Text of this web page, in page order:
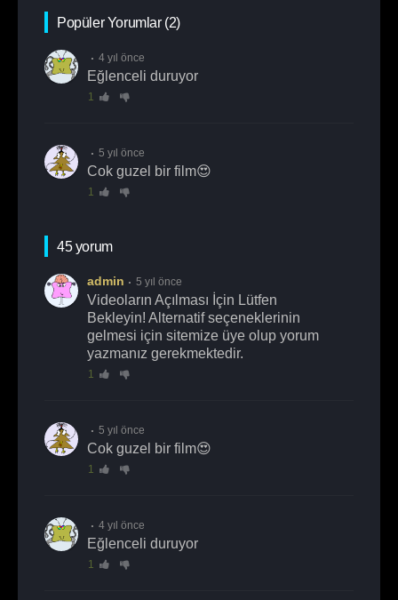
Popüler Yorumlar (2)
4 yıl önce
Eğlenceli duruyor
1
5 yıl önce
Cok guzel bir film😍
1
45 yorum
admin 5 yıl önce
Videoların Açılması İçin Lütfen
Bekleyin! Alternatif seçeneklerinin
gelmesi için sitemize üye olup yorum
yazmanız gerekmektedir.
1
5 yıl önce
Cok guzel bir film😍
1
4 yıl önce
Eğlenceli duruyor
1